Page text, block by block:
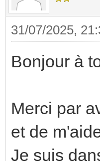
31/07/2025,
Bonjour à
Merci par
et de
Je suis